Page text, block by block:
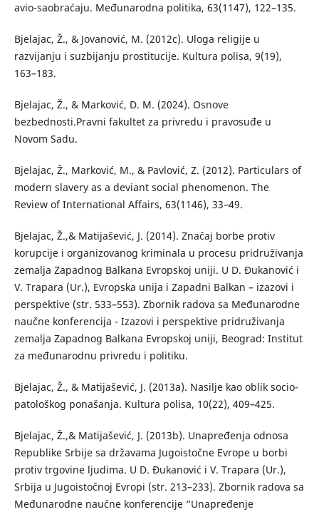
avio-saobraćaju. Međunarodna politika, 63(1147), 122–135.
Bjelajac, Ž., & Jovanović, M. (2012c). Uloga religije u
razvijanju i suzbijanju prostitucije. Kultura polisa, 9(19),
163–183.
Bjelajac, Ž., & Marković, D. M. (2024). Osnove
bezbednosti.Pravni fakultet za privredu i pravosuđe u
Novom Sadu.
Bjelajac, Ž., Marković, M., & Pavlović, Z. (2012). Particulars of
modern slavery as a deviant social phenomenon. The
Review of International Affairs, 63(1146), 33–49.
Bjelajac, Ž.,& Matijašević, J. (2014). Značaj borbe protiv
korupcije i organizovanog kriminala u procesu pridruživanja
zemalja Zapadnog Balkana Evropskoj uniji. U D. Đukanović i
V. Trapara (Ur.), Evropska unija i Zapadni Balkan – izazovi i
perspektive (str. 533–553). Zbornik radova sa Međunarodne
naučne konferencija - Izazovi i perspektive pridruživanja
zemalja Zapadnog Balkana Evropskoj uniji, Beograd: Institut
za međunarodnu privredu i politiku.
Bjelajac, Ž., & Matijašević, J. (2013a). Nasilje kao oblik socio-
patološkog ponašanja. Kultura polisa, 10(22), 409–425.
Bjelajac, Ž.,& Matijašević, J. (2013b). Unapređenja odnosa
Republike Srbije sa državama Jugoistočne Evrope u borbi
protiv trgovine ljudima. U D. Đukanović i V. Trapara (Ur.),
Srbija u Jugoistočnoj Evropi (str. 213–233). Zbornik radova sa
Međunarodne naučne konferencije “Unapređenje